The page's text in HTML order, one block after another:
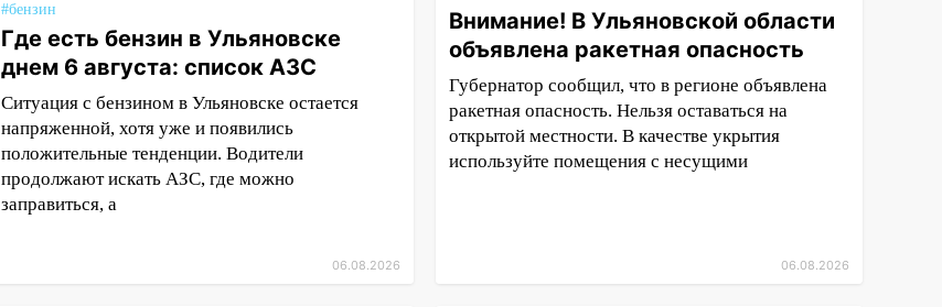
#бензин
Где есть бензин в Ульяновске
днем 6 августа: список АЗС
Ситуация с бензином в Ульяновске остается
напряженной, хотя уже и появились
положительные тенденции. Водители
продолжают искать АЗС, где можно
заправиться, а
06.08.2026
Внимание! В Ульяновской области
объявлена ракетная опасность
Губернатор сообщил, что в регионе объявлена
ракетная опасность. Нельзя оставаться на
открытой местности. В качестве укрытия
используйте помещения с несущими
06.08.2026